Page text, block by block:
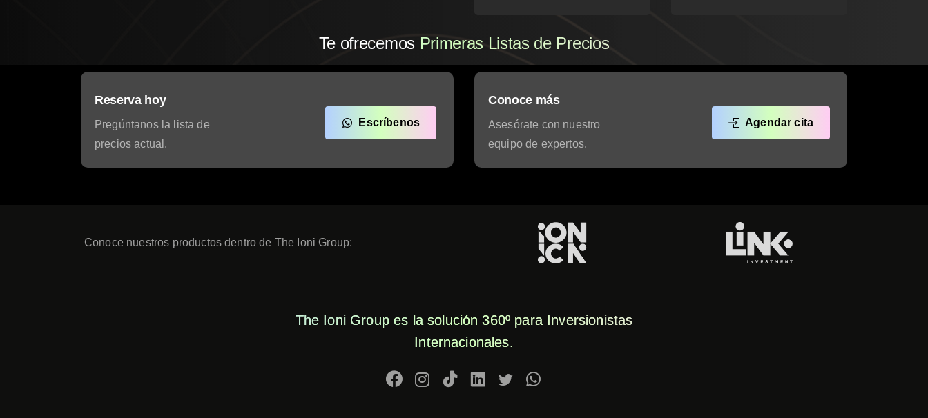
Te ofrecemos Primeras Listas de Precios
Reserva hoy
Pregúntanos la lista de
precios actual.
Escríbenos
Conoce más
Asesórate con nuestro
equipo de expertos.
Agendar cita
Conoce nuestros productos dentro de The Ioni Group:
The Ioni Group es la solución 360º para Inversionistas
Internacionales.